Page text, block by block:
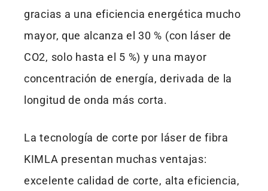
gracias a una eficiencia energética mucho
mayor, que alcanza el 30 % (con láser de
CO2, solo hasta el 5 %) y una mayor
concentración de energía, derivada de la
longitud de onda más corta.
La tecnología de corte por láser de fibra
KIMLA presentan muchas ventajas:
excelente calidad de corte, alta eficiencia,